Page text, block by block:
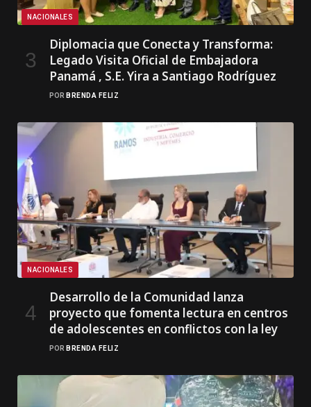
NACIONALES
Diplomacia que Conecta y Transforma:
Legado Visita Oficial de Embajadora
Panamá , S.E. Yira a Santiago Rodríguez
POR BRENDA FELIZ
NACIONALES
Desarrollo de la Comunidad lanza
proyecto que fomenta lectura en centros
de adolescentes en conflictos con la ley
POR BRENDA FELIZ